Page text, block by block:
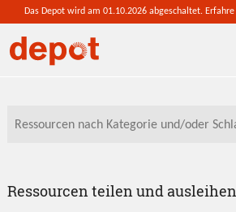
Direkt zum Inhalt
Das Depot wird am 01.10.2026 abgeschaltet.
So funktioniert's
Ressourcen teilen und ausleihen